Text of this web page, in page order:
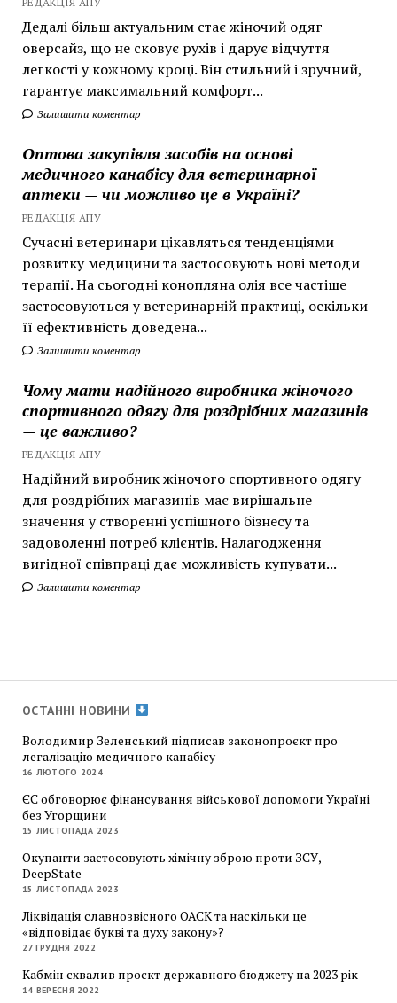
Дедалі більш актуальним стає жіночий одяг
оверсайз, що не сковує рухів і дарує відчуття
легкості у кожному кроці. Він стильний і зручний,
гарантує максимальний комфорт...
Залишити коментар
Оптова закупівля засобів на основі
медичного канабісу для ветеринарної
аптеки — чи можливо це в Україні?
РЕДАКЦІЯ АПУ
Сучасні ветеринари цікавляться тенденціями
розвитку медицини та застосовують нові методи
терапії. На сьогодні конопляна олія все частіше
застосовуються у ветеринарній практиці, оскільки
її ефективність доведена...
Залишити коментар
Чому мати надійного виробника жіночого
спортивного одягу для роздрібних магазинів
— це важливо?
РЕДАКЦІЯ АПУ
Надійний виробник жіночого спортивного одягу
для роздрібних магазинів має вирішальне
значення у створенні успішного бізнесу та
задоволенні потреб клієнтів. Налагодження
вигідної співпраці дає можливість купувати...
Залишити коментар
ОСТАННІ НОВИНИ
Володимир Зеленський підписав законопроєкт про
легалізацію медичного канабісу
16 ЛЮТОГО 2024
ЄС обговорює фінансування військової допомоги Україні
без Угорщини
15 ЛИСТОПАДА 2023
Окупанти застосовують хімічну зброю проти ЗСУ, —
DeepState
15 ЛИСТОПАДА 2023
Ліквідація славнозвісного ОАСК та наскільки це
«відповідає букві та духу закону»?
27 ГРУДНЯ 2022
Кабмін схвалив проєкт державного бюджету на 2023 рік
14 ВЕРЕСНЯ 2022